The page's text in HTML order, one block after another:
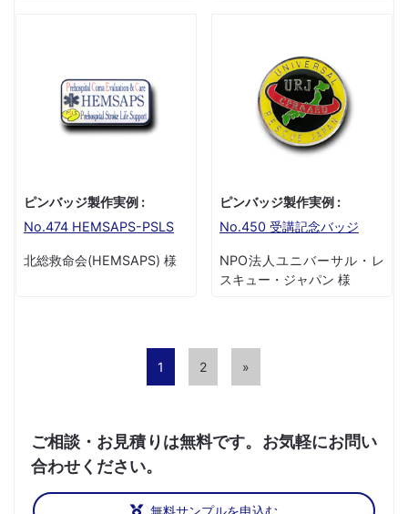
ピンバッジ製作実例 :
No.474 HEMSAPS-PSLS
北総救命会(HEMSAPS) 様
ピンバッジ製作実例 :
No.450 受講記念バッジ
NPO法人ユニバーサル・レ
スキュー・ジャパン 様
1 2 »
ご相談・お見積りは無料です。お気軽にお問い
合わせください。
無料サンプルを申込む